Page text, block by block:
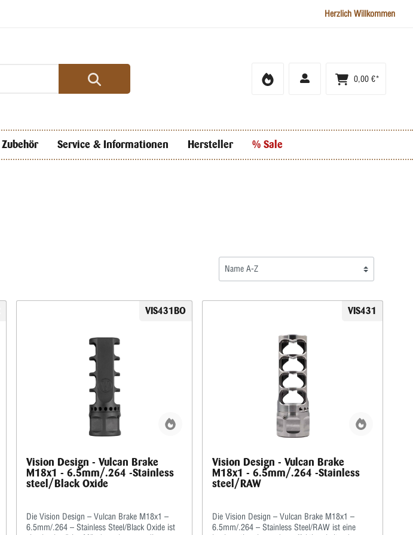
Herzlich Willkommen
0,00 €*
Zubehör Service & Informationen Hersteller % Sale
VIS431BO
Vision Design - Vulcan Brake
M18x1 - 6.5mm/.264 -Stainless
steel/Black Oxide
Die Vision Design – Vulcan Brake M18x1 –
6.5mm/.264 – Stainless Steel/Black Oxide ist
VIS431
Vision Design - Vulcan Brake
M18x1 - 6.5mm/.264 -Stainless
steel/RAW
Die Vision Design – Vulcan Brake M18x1 –
6.5mm/.264 – Stainless Steel/RAW ist eine